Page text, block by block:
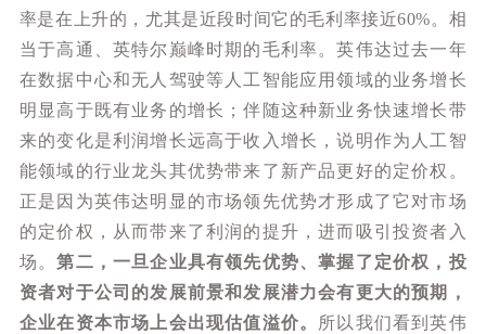
率是在上升的，尤其是近段时间它的毛利率接近60%。相
当于高通、英特尔巅峰时期的毛利率。英伟达过去一年
在数据中心和无人驾驶等人工智能应用领域的业务增长
明显高于既有业务的增长；伴随这种新业务快速增长带
来的变化是利润增长远高于收入增长，说明作为人工智
能领域的行业龙头其优势带来了新产品更好的定价权。
正是因为英伟达明显的市场领先优势才形成了它对市场
的定价权，从而带来了利润的提升，进而吸引投资者入
场。第二，一旦企业具有领先优势、掌握了定价权，投
资者对于公司的发展前景和发展潜力会有更大的预期，
企业在资本市场上会出现估值溢价。
所以我们看到英伟